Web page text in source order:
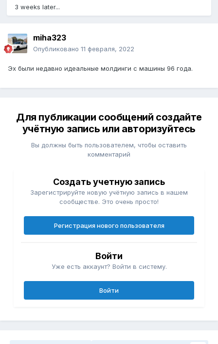
3 weeks later...
miha323
Опубликовано 11 февраля, 2022
Эх были недавно идеальные молдинги с машины 96 года.
Для публикации сообщений создайте
учётную запись или авторизуйтесь
Вы должны быть пользователем, чтобы оставить
комментарий
Создать учетную запись
Зарегистрируйте новую учётную запись в нашем
сообществе. Это очень просто!
Регистрация нового пользователя
Войти
Уже есть аккаунт? Войти в систему.
Войти